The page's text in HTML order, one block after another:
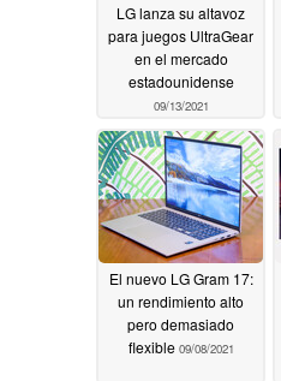
LG lanza su altavoz
para juegos UltraGear
en el mercado
estadounidense
09/13/2021
El nuevo LG Gram 17:
un rendimiento alto
pero demasiado
flexible 09/08/2021